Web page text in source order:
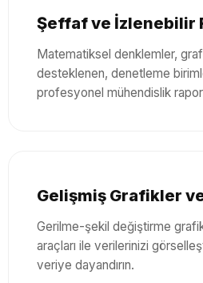
Şeffaf ve İzlenebilir
Matematiksel denklemler,
desteklenen, denetleme
profesyonel mühendislik
Gelişmiş Grafikler
Gerilme-şekil değiştirme
araçları ile verilerinizi
veriye dayandırın.